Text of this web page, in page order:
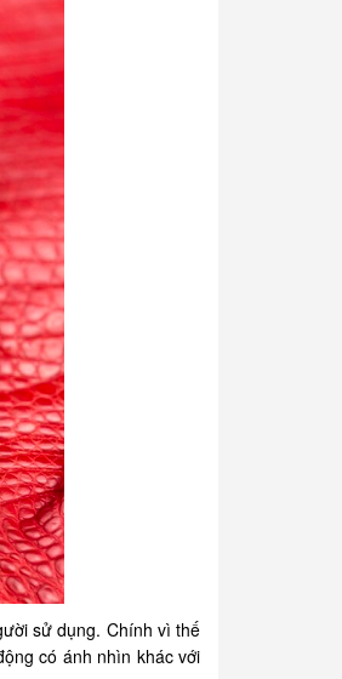
sử dụng. Chính vì thế
có ánh nhìn khác với